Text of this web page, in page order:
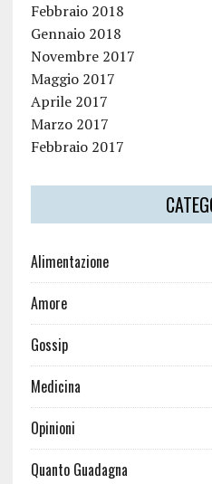
Febbraio 2018
Gennaio 2018
Novembre 2017
Maggio 2017
Aprile 2017
Marzo 2017
Febbraio 2017
Alimentazione
Amore
Gossip
Medicina
Opinioni
Quanto Guadagna